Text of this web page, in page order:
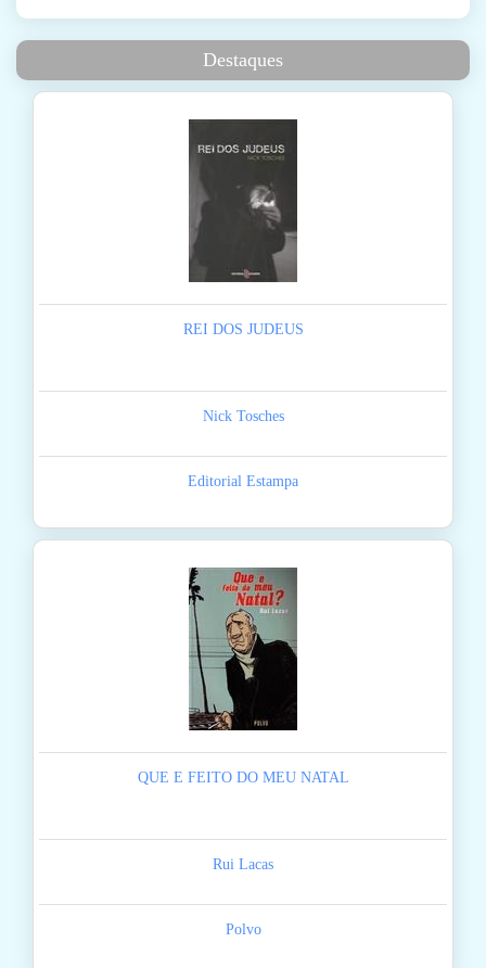
Destaques
REI DOS JUDEUS
Nick Tosches
Editorial Estampa
QUE E FEITO DO MEU NATAL
Rui Lacas
Polvo